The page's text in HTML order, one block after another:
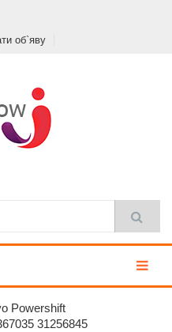
об`яву
Powershift
31256845